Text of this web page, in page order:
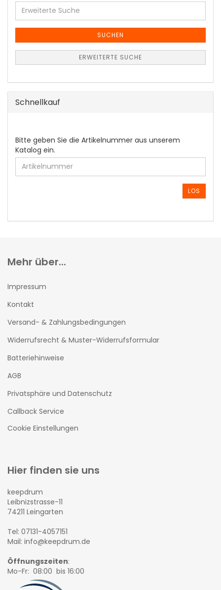
Erweiterte
Suche
SUCHEN
ERWEITERTE SUCHE
Schnellkauf
BITTE
GEBEN
SIE
DIE
ARTIKELNUMMER
EIN.
Bitte geben Sie die Artikelnummer aus unserem
Katalog ein.
LOS
Mehr über...
Impressum
Kontakt
Versand- & Zahlungsbedingungen
Widerrufsrecht & Muster-Widerrufsformular
Batteriehinweise
AGB
Privatsphäre und Datenschutz
Callback Service
Cookie Einstellungen
Hier finden sie uns
keepdrum
Leibnizstrasse-11
74211 Leingarten
Tel: 07131-4057151
Mail: info@keepdrum.de
Öffnungszeiten:
Mo-Fr: 08:00 bis 16:00